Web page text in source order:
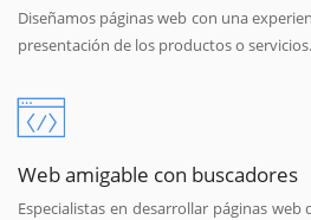
Diseñamos páginas web con una
presentación de los productos o servicios.
Web amigable con buscadores
Especialistas en desarrollar páginas